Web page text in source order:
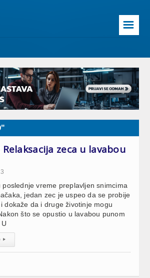
☰
zeca u lavabou
vreme preplavljen snimcima
jedan zec je uspeo da se probije
i dokaže da i druge životinje mogu
što se opustio u lavabou punom
▸